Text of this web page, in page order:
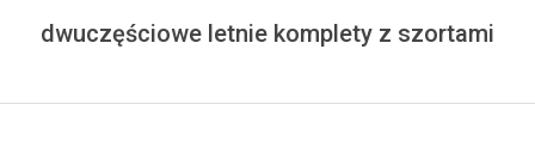
dwuczęściowe letnie komplety z szortami